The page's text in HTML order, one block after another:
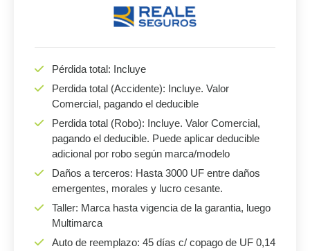
Pérdida total: Incluye
Perdida total (Accidente): Incluye. Valor
Comercial, pagando el deducible
Perdida total (Robo): Incluye. Valor Comercial,
pagando el deducible. Puede aplicar deducible
adicional por robo según marca/modelo
Daños a terceros: Hasta 3000 UF entre daños
emergentes, morales y lucro cesante.
Taller: Marca hasta vigencia de la garantia, luego
Multimarca
Auto de reemplazo: 45 días c/ copago de UF 0,14